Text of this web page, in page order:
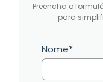
Preencha o
para
Nome*